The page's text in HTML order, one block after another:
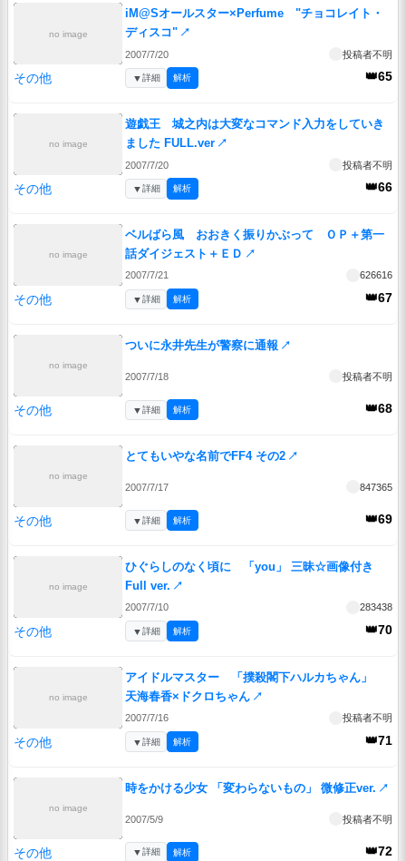
no image
iM@Sオールスター×Perfume "チョコレイト・
ディスコ" ↗
2007/7/20 投稿者不明
その他 👑65
▼詳細 解析
no image
遊戯王 城之内は大変なコマンド入力をしていき
ました FULL.ver ↗
2007/7/20 投稿者不明
その他 👑66
▼詳細 解析
no image
ベルばら風 おおきく振りかぶって ＯＰ＋第一
話ダイジェスト＋ＥＤ ↗
2007/7/21 626616
その他 👑67
▼詳細 解析
no image
ついに永井先生が警察に通報 ↗
2007/7/18 投稿者不明
その他 👑68
▼詳細 解析
no image
とてもいやな名前でFF4 その2 ↗
2007/7/17 847365
その他 👑69
▼詳細 解析
no image
ひぐらしのなく頃に 「you」 三昧☆画像付き
Full ver. ↗
2007/7/10 283438
その他 👑70
▼詳細 解析
no image
アイドルマスター 「撲殺閣下ハルカちゃん」
天海春香×ドクロちゃん ↗
2007/7/16 投稿者不明
その他 👑71
▼詳細 解析
no image
時をかける少女 「変わらないもの」 微修正ver. ↗
2007/5/9 投稿者不明
その他 👑72
▼詳細 解析